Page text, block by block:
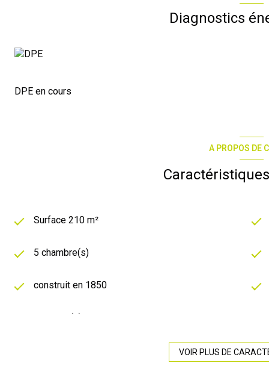
Informations sur les risques disponibles sur:Diagnostics
DPE en cours
A PROPOS DE
Surface 210 m²
5 chambre(s)
construit en 1850
1 garage(s)
VOIR PLUS DE